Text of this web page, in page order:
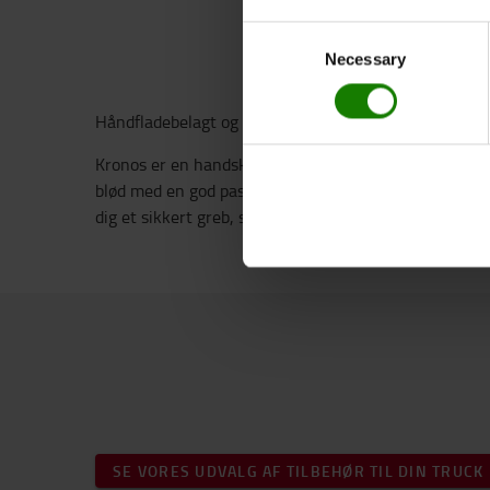
Necessary
Håndfladebelagt og stækbar handske med god
Kronos er en handske med håndfladebelægning
blød med en god pasform. Handsken er dyppet i to
dig et sikkert greb, selv når du skal gribe om våde
SE VORES UDVALG AF TILBEHØR TIL DIN TRUCK